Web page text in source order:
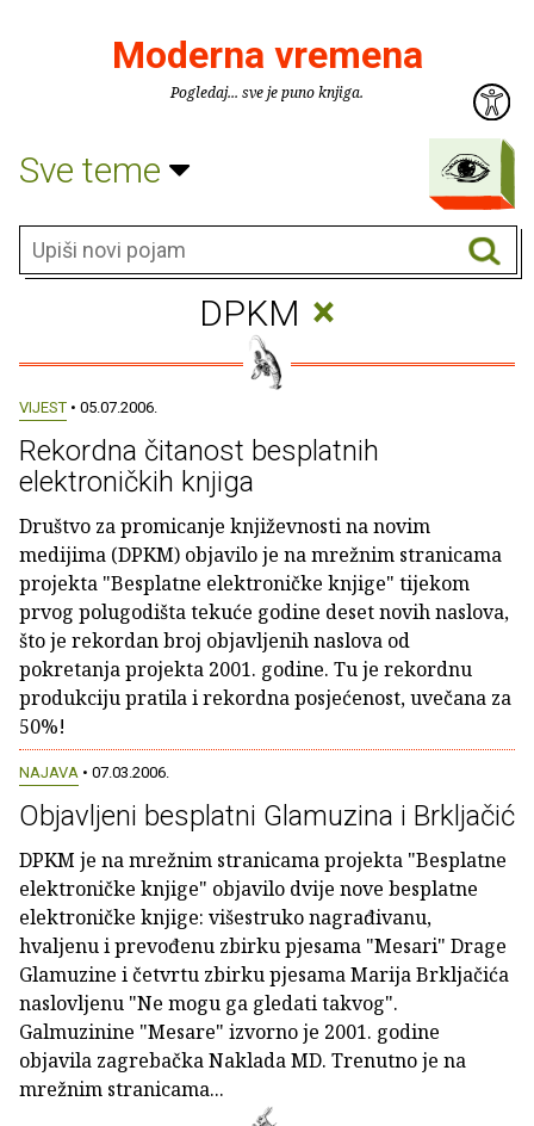
Moderna vremena
Pogledaj... sve je puno knjiga.
Sve teme
DPKM ×
VIJEST • 05.07.2006.
Rekordna čitanost besplatnih
elektroničkih knjiga
Društvo za promicanje književnosti na novim
medijima (DPKM) objavilo je na mrežnim stranicama
projekta "Besplatne elektroničke knjige" tijekom
prvog polugodišta tekuće godine deset novih naslova,
što je rekordan broj objavljenih naslova od
pokretanja projekta 2001. godine. Tu je rekordnu
produkciju pratila i rekordna posjećenost, uvečana za
50%!
NAJAVA • 07.03.2006.
Objavljeni besplatni Glamuzina i Brkljačić
DPKM je na mrežnim stranicama projekta "Besplatne
elektroničke knjige" objavilo dvije nove besplatne
elektroničke knjige: višestruko nagrađivanu,
hvaljenu i prevođenu zbirku pjesama "Mesari" Drage
Glamuzine i četvrtu zbirku pjesama Marija Brkljačića
naslovljenu "Ne mogu ga gledati takvog".
Galmuzinine "Mesare" izvorno je 2001. godine
objavila zagrebačka Naklada MD. Trenutno je na
mrežnim stranicama...